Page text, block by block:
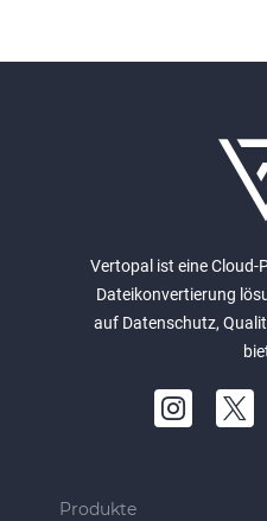
Vertopal ist eine
Dateikonvertierung
auf Datenschutz,
Produkte